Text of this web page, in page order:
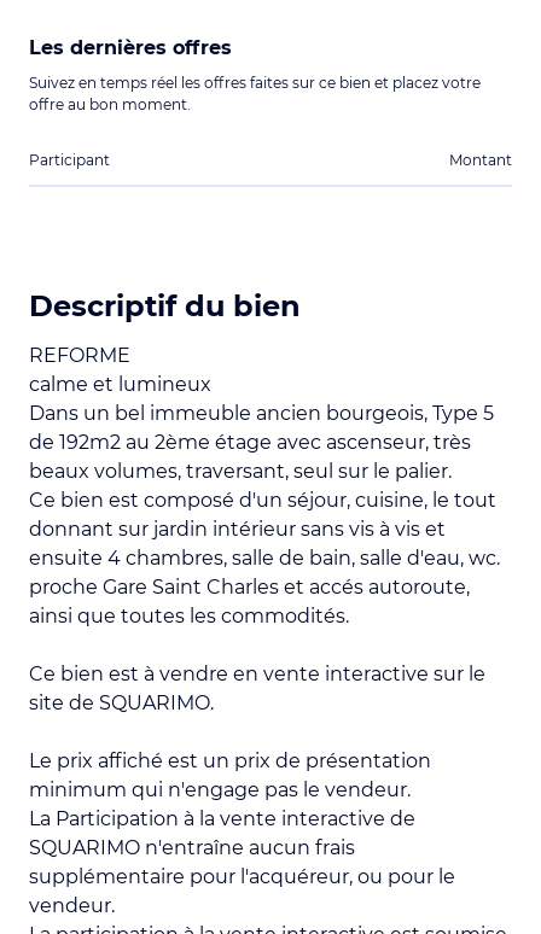
Les dernières offres
Suivez en temps réel les offres faites sur ce bien et placez votre
offre au bon moment.
Participant Montant
Descriptif du bien
REFORME
calme et lumineux
Dans un bel immeuble ancien bourgeois, Type 5
de 192m2 au 2ème étage avec ascenseur, très
beaux volumes, traversant, seul sur le palier.
Ce bien est composé d'un séjour, cuisine, le tout
donnant sur jardin intérieur sans vis à vis et
ensuite 4 chambres, salle de bain, salle d'eau, wc.
proche Gare Saint Charles et accés autoroute,
ainsi que toutes les commodités.
Ce bien est à vendre en vente interactive sur le
site de SQUARIMO.
Le prix affiché est un prix de présentation
minimum qui n'engage pas le vendeur.
La Participation à la vente interactive de
SQUARIMO n'entraîne aucun frais
supplémentaire pour l'acquéreur, ou pour le
vendeur.